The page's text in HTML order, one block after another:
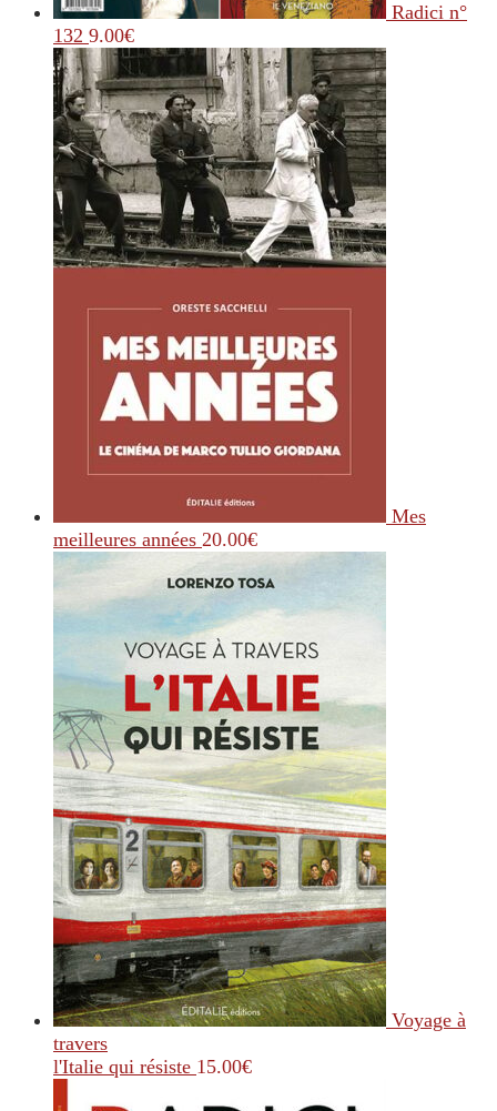
Radici n°
132 9.00€
Mes
meilleures années 20.00€
Voyage à
travers
l'Italie qui résiste 15.00€